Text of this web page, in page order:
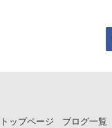
トップページ ブログ一覧